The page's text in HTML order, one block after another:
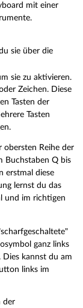
mit einer
sie über die
sie zu aktivieren.
Zeichen. Diese
Tasten der
Tasten
obersten Reihe der
Buchstaben Q bis
erstmal diese
lernst du das
und im richtigen
ganz links
Dies kannst du am
links im
der